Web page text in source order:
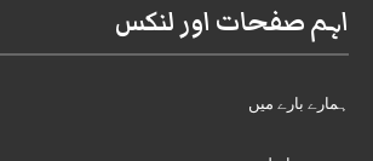
اہم صفحات اور لنکس
ہمارے بارے میں